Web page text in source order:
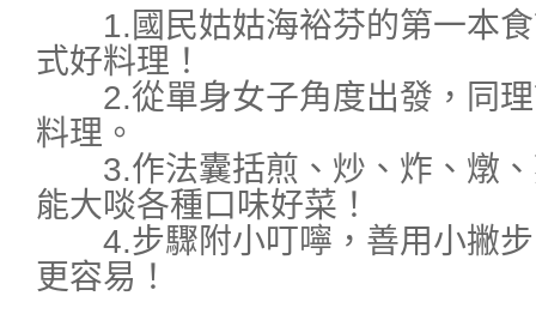
1.國民姑姑海裕芬的第一本食
式好料理！
2.從單身女子角度出發，同理
料理。
3.作法囊括煎、炒、炸、燉、
能大啖各種口味好菜！
4.步驟附小叮嚀，善用小撇步
更容易！